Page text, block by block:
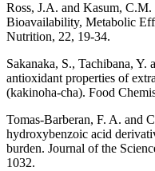
Ross, J.A. and Kasum,
Bioavailability, Metabolic
Nutrition, 22, 19-34.
Sakanaka, S., Tachibana, Y.
antioxidant properties of
(kakinoha-cha). Food
Tomas-Barberan, F. A. and
hydroxybenzoic acid
burden. Journal of the
1032.